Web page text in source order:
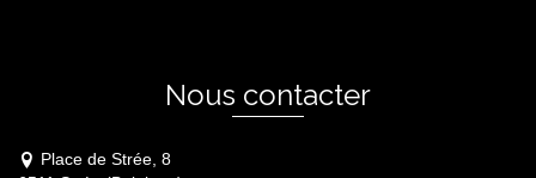
Nous contacter
Place de Strée, 8